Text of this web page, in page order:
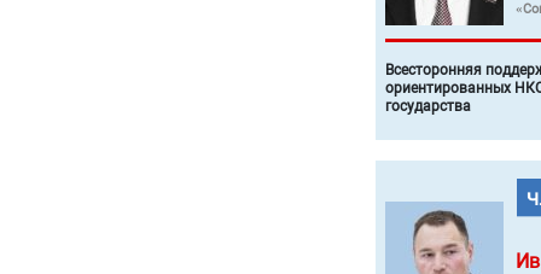
Всесторонняя
ориентированных
государства